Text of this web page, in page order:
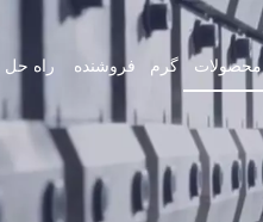
محصولات گرم فروشنده راه حل